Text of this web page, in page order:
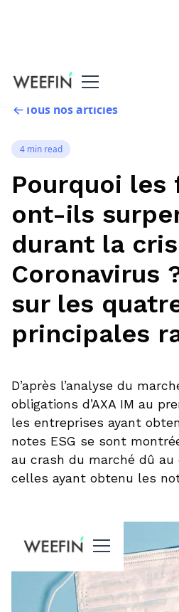
Tous nos articles
4 min read
Pourquoi les
ont-ils
durant la
Coronavirus
sur les
principales
D’après l’analyse du
obligations d’AXA IM au
les entreprises ayant
notes ESG se sont
au crash du marché dû au
celles ayant obtenu les